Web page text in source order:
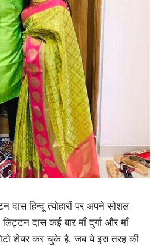
दास हिन्दू त्योहारों पर अपने सोशल
दास कई बार माँ दुर्गा और माँ
शेयर कर चुके है. जब ये इस तरह की